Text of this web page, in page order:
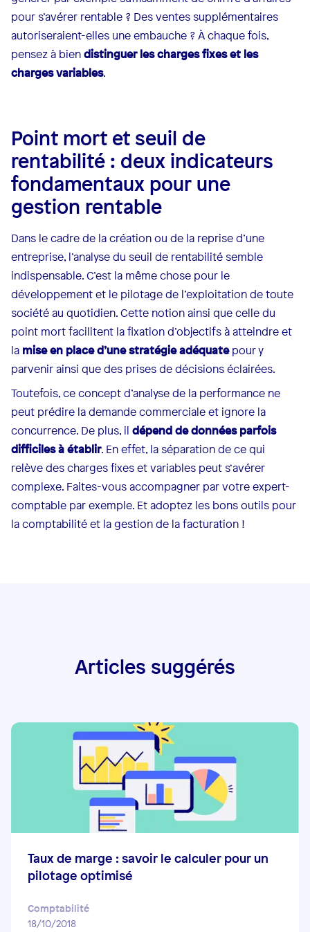
pour s’avérer rentable ? Des ventes supplémentaires
autoriseraient-elles une embauche ? À chaque fois,
pensez à biendistinguer les charges fixes et les
charges variables.
Point mort et seuil de
rentabilité : deux indicateurs
fondamentaux pour une
gestion rentable
Dans le cadre de la création ou de la reprise d’une
entreprise, l’analyse du seuil de rentabilité semble
indispensable. C’est la même chose pour le
développement et le pilotage de l’exploitation de toute
société au quotidien. Cette notion ainsi que celle du
point mort facilitent la fixation d’objectifs à atteindre et
la mise en place d’une stratégie adéquatepour y
parvenir ainsi que des prises de décisions éclairées.
Toutefois, ce concept d’analyse de la performance ne
peut prédire la demande commerciale et ignore la
concurrence. De plus, il dépend de données parfois
difficiles à établir. En effet, la séparation de ce qui
relève des charges fixes et variables peut s‘avérer
complexe. Faites-vous accompagner par votre expert-
comptable par exemple. Et adoptez les bons outils pour
la comptabilité et la gestion de la facturation !
Articles suggérés
Taux de marge : savoir le calculer pour un
pilotage optimisé
Comptabilité
18/10/2018